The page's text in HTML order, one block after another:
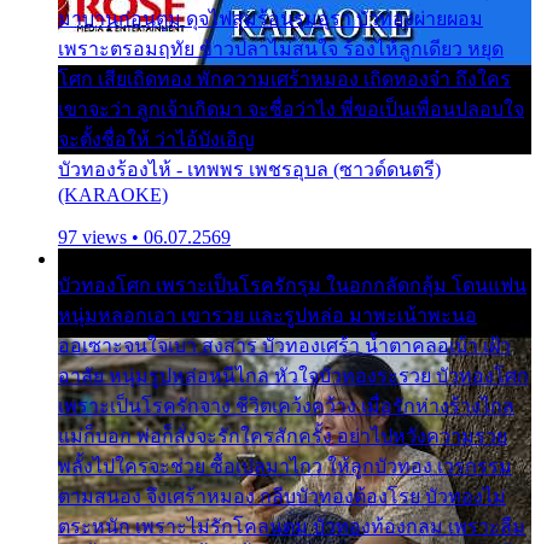
มาบานก่อนตูม ดุจไฟสุมร้อนรุมอุรา บัวทองผ่ายผอม
เพราะตรอมฤทัย ข้าวปลาไม่สนใจ ร้องไห้ลูกเดียว หยุด
โศก เสียเถิดทอง พักความเศร้าหมอง เถิดทองจ๋า ถึงใคร
เขาจะว่า ลูกเจ้าเกิดมา จะชื่อว่าไง พี่ขอเป็นเพื่อนปลอบใจ
จะตั้งชื่อให้ ว่าไอ้บังเอิญ
บัวทองร้องไห้ - เทพพร เพชรอุบล (ซาวด์ดนตรี)
(KARAOKE)
97 views • 06.07.2569
บัวทองโศก เพราะเป็นโรครักรุม ในอกกลัดกลุ้ม โดนแฟน
หนุ่มหลอกเอา เขารวย และรูปหล่อ มาพะเน้าพะนอ
ออเซาะจนใจเบา สงสาร บัวทองเศร้า น้ำตาคลอเบ้า เฝ้า
อาลัย หนุ่มรูปหล่อหนีไกล หัวใจบัวทองระรวย บัวทองโศก
เพราะเป็นโรครักจาง ชีวิตเคว้งคว้าง เมื่อรักห่างร้างไกล
แม่ก็บอก พ่อก็สั่งจะรักใครสักครั้ง อย่าไปหวังความรวย
พลั้งไปใครจะช่วย ซื้อเปลมาไกว ให้ลูกบัวทอง เวรกรรม
ตามสนอง จึงเศร้าหมอง กลีบบัวทองต้องโรย บัวทองไม่
ตระหนัก เพราะไม่รักโคลนตม บัวทองท้องกลม เพราะลืม